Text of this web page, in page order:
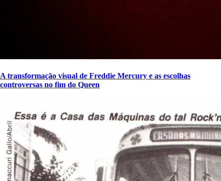
A transformação visual de Freddie Mercury e as escolhas
controversas no fim do Queen